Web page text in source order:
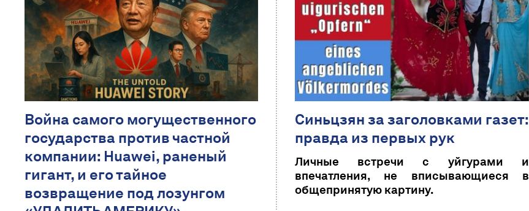
Война самого могущественного
государства против частной
компании: Huawei, раненый
гигант, и его тайное
возвращение под лозунгом
Синьцзян за заголовками газет:
правда из первых рук
Личные встречи с уйгурами и
впечатления, не вписывающиеся в
общепринятую картину.